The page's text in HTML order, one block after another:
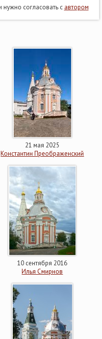
согласовать с автором
21 мая 2025
Константин Преображенский
10 сентября 2016
Илья Смирнов